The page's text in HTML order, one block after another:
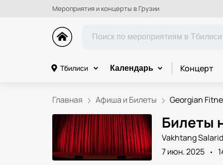
Мероприятия и концерты в Грузии
Тбилиси Календарь Концерт
Главная Афиша и Билеты Georgian
Билеты
Vakhtang
7 июн. 2025